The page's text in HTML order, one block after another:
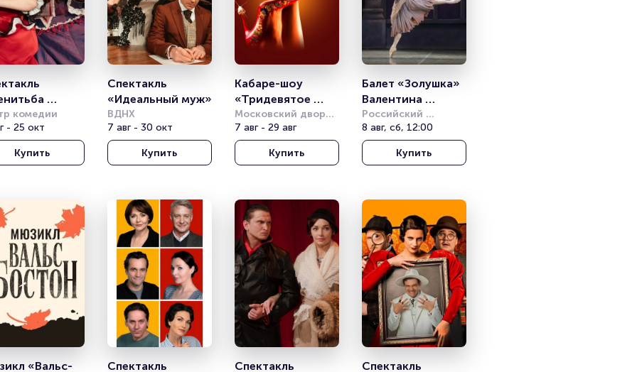
комедии
- 25 окт
Купить
Спектакль
«Идеальный муж»
ВДНХ
7 авг - 30 окт
Купить
Кабаре-шоу
«Тридевятое
царство»
Московский дворец
молодёжи
7 авг - 29 авг
Купить
Балет «Золушка»
Валентина
Грищенко
Российский
академический
молодёжный театр
8 авг, сб, 12:00
Купить
«Вальс- Спектакль Спектакль Спектакль